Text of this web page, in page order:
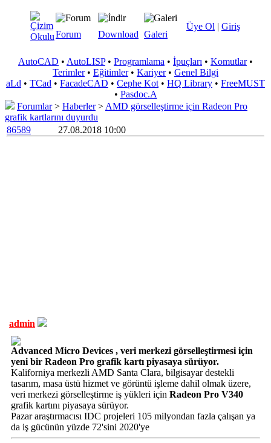
Üye Ol | Giriş
Forum Download Galeri
AutoCAD • AutoLISP• Programlama • İpuçları • Komutlar•
Terimler• Eğitimler• Kariyer• Genel Bilgi
aLd • TCad • FacadeCAD • Cephe Kot • HQ Library • FreeMUST
• Pasdoc.A
Forumlar> Haberler> AMD görselleştirme için Radeon Pro
grafik kartlarını duyurdu
86589
27.08.2018 10:00
admin
Advanced Micro Devices , veri merkezi görselleştirmesi için
yeni bir Radeon Pro grafik kartı piyasaya sürüyor.
Kaliforniya merkezli AMD Santa Clara, bilgisayar destekli
tasarım, masa üstü hizmet ve görüntü işleme dahil olmak üzere,
veri merkezi görselleştirme iş yükleri için Radeon Pro V340
grafik kartını piyasaya sürüyor.
Pazar araştırmacısı IDC projeleri 105 milyondan fazla çalışan ya
da iş gücünün yüzde 72'sini 2020'ye